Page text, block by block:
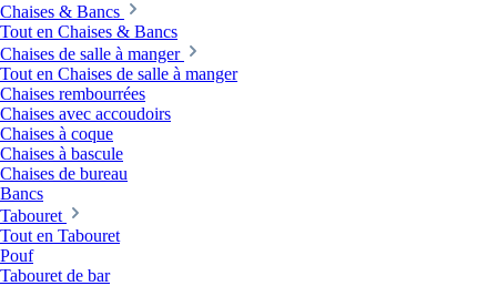
Chaises & Bancs
Tout en Chaises & Bancs
Chaises de salle à manger
Tout en Chaises de salle à manger
Chaises rembourrées
Chaises avec accoudoirs
Chaises à coque
Chaises à bascule
Chaises de bureau
Bancs
Tabouret
Tout en Tabouret
Pouf
Tabouret de bar